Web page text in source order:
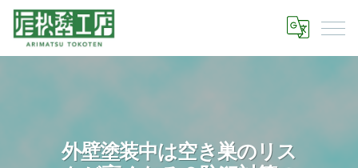
外壁塗装中は空き巣のリス